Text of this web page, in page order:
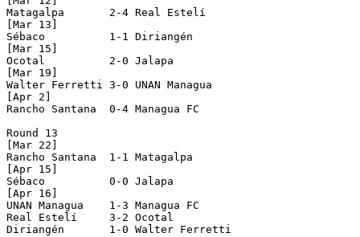
Matagalpa       2-4 Real Estelí
[Mar 13]
Sébaco          1-1 Diriangén
[Mar 15]
Ocotal          2-0 Jalapa
[Mar 19]
Walter Ferretti 3-0 UNAN Managua
[Apr 2]
Rancho Santana  0-4 Managua FC
Round 13
[Mar 22]
Rancho Santana  1-1 Matagalpa
[Apr 15]
Sébaco          0-0 Jalapa
[Apr 16]
UNAN Managua    1-3 Managua FC
Real Estelí     3-2 Ocotal
Diriangén       1-0 Walter Ferretti